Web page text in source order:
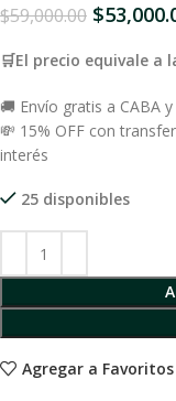
$59,000.00 $
🛒El precio equivale a
🚚 Envío gratis a CABA
💸 15% OFF con
interés
25 disponibles
Agregar a Favoritos